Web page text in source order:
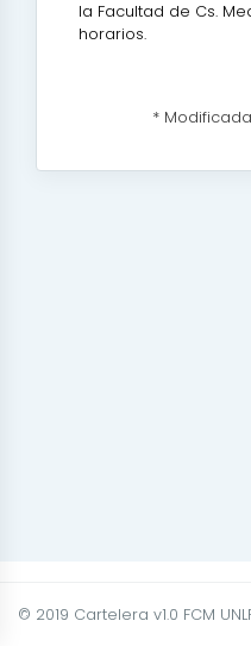
la Facultad de Cs.
horarios.
*
© 2019 Cartelera v1.0 FCM